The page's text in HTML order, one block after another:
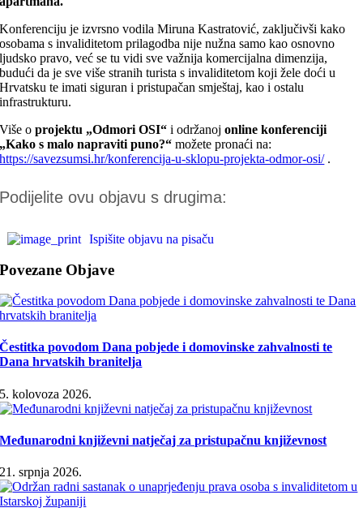
Konferenciju je izvrsno vodila Miruna Kastratović, zaključivši kako
osobama s invaliditetom prilagodba nije nužna samo kao osnovno
ljudsko pravo, već se tu vidi sve važnija komercijalna dimenzija,
budući da je sve više stranih turista s invaliditetom koji žele doći u
Hrvatsku te imati siguran i pristupačan smještaj, kao i ostalu
infrastrukturu.
Više oprojektu „Odmori OSI“ i održanojonline konferenciji
„Kako s malo napraviti puno?“ možete pronaći na:
https://savezsumsi.hr/konferencija-u-sklopu-projekta-odmor-osi/.
Podijelite ovu objavu s drugima:
Ispišite objavu na pisaču
Povezane Objave
Čestitka povodom Dana pobjede i domovinske zahvalnosti te
Dana hrvatskih branitelja
5. kolovoza 2026.
Međunarodni književni natječaj za pristupačnu književnost
21. srpnja 2026.